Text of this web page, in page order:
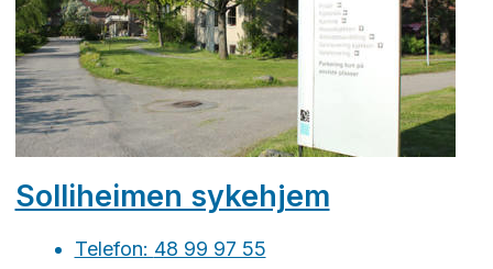
Solliheimen sykehjem
Telefon: 48 99 97 55